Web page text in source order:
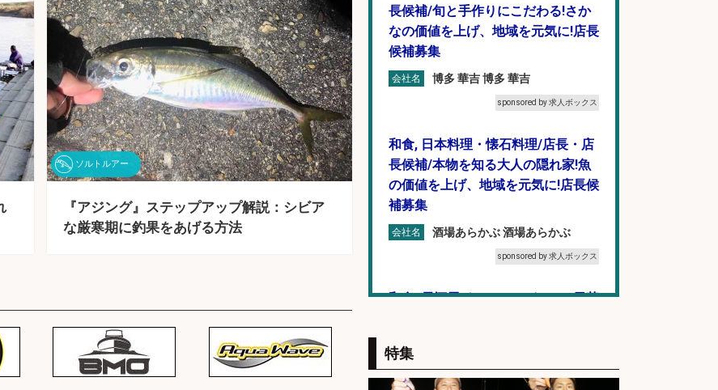
ソルトルアー
『アジング』ステップアップ解説：シビア
な厳寒期に釣果をあげる方法
長候補/旬と手作りにこだわる!さか
なの価値を上げ、地域を元気に!店長
候補募集
会社名 博多 華吉 博多 華吉
sponsored by 求人ボックス
和食, 日本料理・懐石料理/店長・店
長候補/本物を知る大人の隠れ家!魚
の価値を上げ、地域を元気に!店長候
補募集
会社名 酒場あらかぶ 酒場あらかぶ
sponsored by 求人ボックス
和食, 居酒屋/キッチンスタッフ/天草
会社名
の魚と馬刺しの店 魚粋
特集